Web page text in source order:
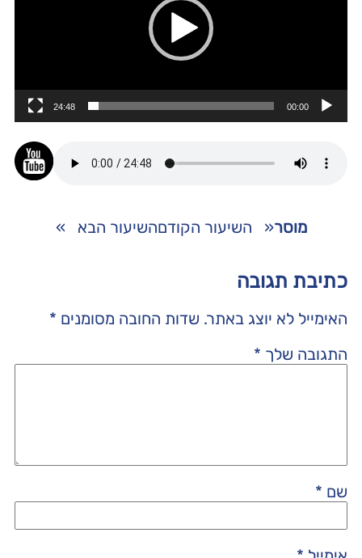
00:00
24:48
מוסר« השיעור הקודםהשיעור הבא »
כתיבת תגובה
האימייל לא יוצג באתר. שדות החובה מסומנים *
התגובה שלך *
שם *